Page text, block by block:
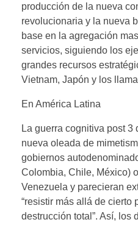
producción de la nueva
revolucionaria y la nueva
base en la agregación
servicios, siguiendo los
grandes recursos
Vietnam, Japón y los
En América Latina
La guerra cognitiva post
nueva oleada de
gobiernos
Colombia, Chile, México)
Venezuela y parecieran
“resistir más allá de cierto
destrucción total”. Así, los